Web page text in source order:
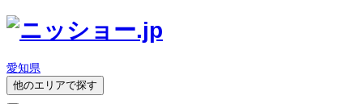
愛知県
他のエリアで探す